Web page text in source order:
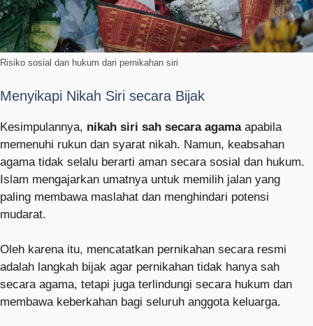
Risiko sosial dan hukum dari pernikahan siri
Menyikapi Nikah Siri secara Bijak
Kesimpulannya, nikah siri sah secara agamaapabila
memenuhi rukun dan syarat nikah. Namun, keabsahan
agama tidak selalu berarti aman secara sosial dan hukum.
Islam mengajarkan umatnya untuk memilih jalan yang
paling membawa maslahat dan menghindari potensi
mudarat.
Oleh karena itu, mencatatkan pernikahan secara resmi
adalah langkah bijak agar pernikahan tidak hanya sah
secara agama, tetapi juga terlindungi secara hukum dan
membawa keberkahan bagi seluruh anggota keluarga.